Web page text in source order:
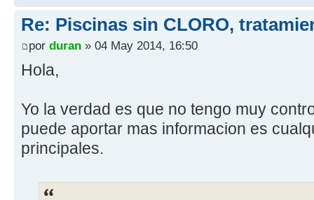
Re: Piscinas sin CLORO,
por duran » 04 May 2014, 16:50
Hola,
Yo la verdad es que no tengo muy
puede aportar mas informacion es
principales.